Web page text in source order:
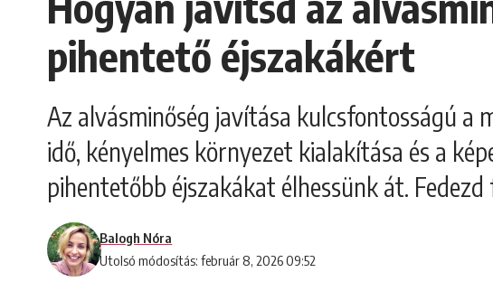
pihentető éjszakákért
Az alvásminőség javítása kulcsfontosságú a
idő, kényelmes környezet kialakítása és a
pihentetőbb éjszakákat élhessünk át.
Utolsó módosítás: február 8, 2026 09:52
Balogh Nóra